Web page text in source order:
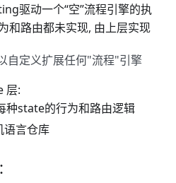
驱动一个“空”流程引擎的执
和路由都未实现, 由上层实现
自定义扩展任何"流程"引擎
层:
种state的行为和路由逻辑
语言仓库